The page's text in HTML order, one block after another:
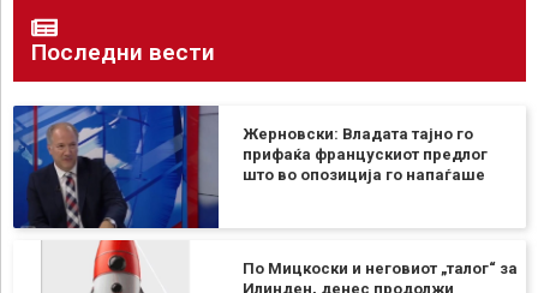
Последни вести
Жерновски: Владата тајно го
прифаќа францускиот предлог
што во опозиција го напаѓаше
По Мицкоски и неговиот „талог“ за
Илинден, денес продолжи